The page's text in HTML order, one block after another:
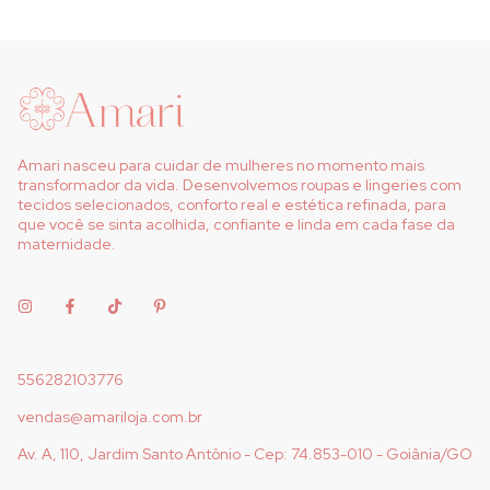
Amari nasceu para cuidar de mulheres no momento mais
transformador da vida. Desenvolvemos roupas e lingeries com
tecidos selecionados, conforto real e estética refinada, para
que você se sinta acolhida, confiante e linda em cada fase da
maternidade.
556282103776
vendas@amariloja.com.br
Av. A, 110, Jardim Santo Antônio - Cep: 74.853-010 - Goiânia/GO